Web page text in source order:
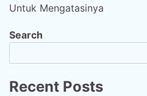
Untuk Mengatasinya
Search
Recent Posts